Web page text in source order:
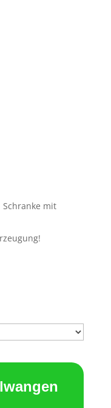
mit